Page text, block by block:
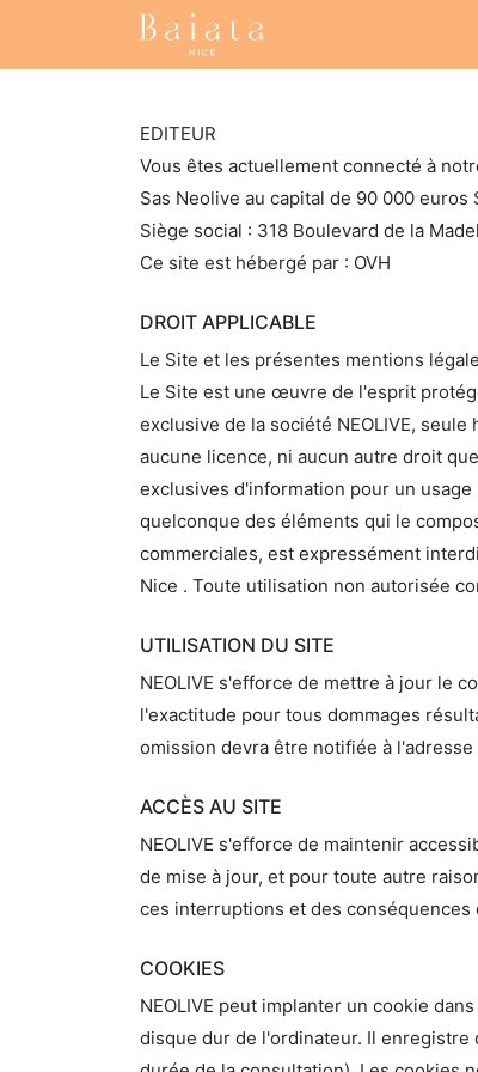
EDITEUR
Vous êtes actuellement connecté à
Sas Neolive au capital de 90 000 euros
Siège social : 318 Boulevard de la
Ce site est hébergé par : OVH
DROIT APPLICABLE
Le Site et les présentes mentions
Le Site est une œuvre de l'esprit
exclusive de la société NEOLIVE,
aucune licence, ni aucun autre droit
exclusives d'information pour un
quelconque des éléments qui le
commerciales, est expressément
Nice . Toute utilisation non autorisée
UTILISATION DU SITE
NEOLIVE s'efforce de mettre à jour le
l'exactitude pour tous dommages
omission devra être notifiée à l'adresse
ACCÈS AU SITE
NEOLIVE s'efforce de maintenir
de mise à jour, et pour toute autre
ces interruptions et des
COOKIES
NEOLIVE peut implanter un cookie
disque dur de l'ordinateur. Il